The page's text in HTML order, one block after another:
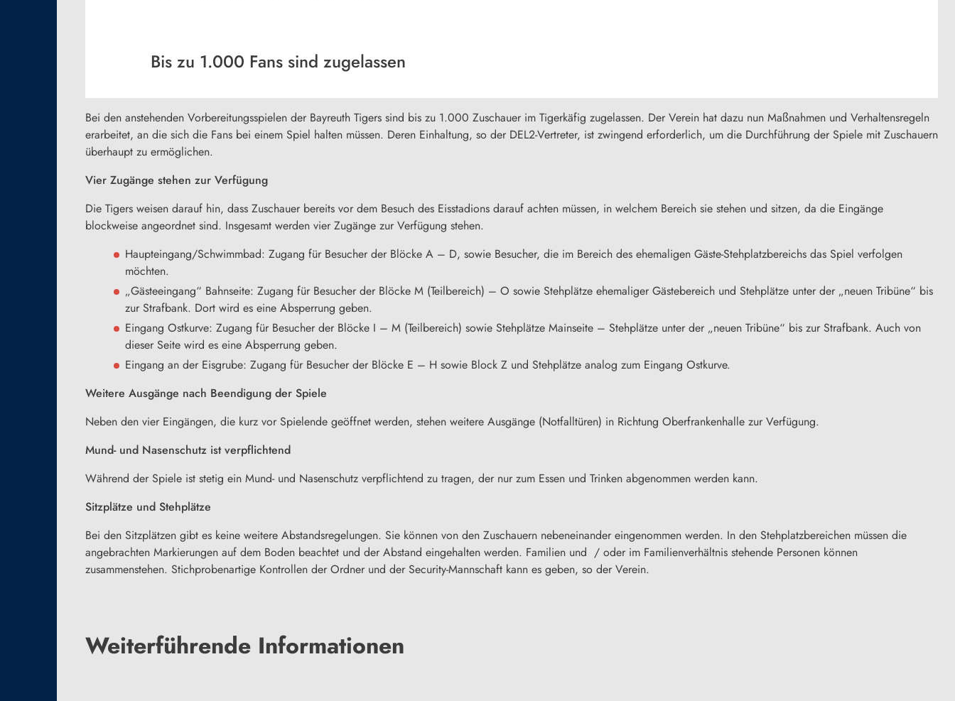
Bis zu 1.000 Fans sind zugelassen
Bei den anstehenden Vorbereitungsspielen der Bayreuth Tigers sind bis zu 1.000 Zuschauer im Tigerkäfig zugelassen. Der Verein hat dazu nun Maßnahmen und Verhaltensregeln
erarbeitet, an die sich die Fans bei einem Spiel halten müssen. Deren Einhaltung, so der DEL2-Vertreter, ist zwingend erforderlich, um die Durchführung der Spiele mit Zuschauern
überhaupt zu ermöglichen.
Vier Zugänge stehen zur Verfügung
Die Tigers weisen darauf hin, dass Zuschauer bereits vor dem Besuch des Eisstadions darauf achten müssen, in welchem Bereich sie stehen und sitzen, da die Eingänge
blockweise angeordnet sind. Insgesamt werden vier Zugänge zur Verfügung stehen.
Haupteingang/Schwimmbad: Zugang für Besucher der Blöcke A – D, sowie Besucher, die im Bereich des ehemaligen Gäste-Stehplatzbereichs das Spiel verfolgen
möchten.
„Gästeeingang“ Bahnseite: Zugang für Besucher der Blöcke M (Teilbereich) – O sowie Stehplätze ehemaliger Gästebereich und Stehplätze unter der „neuen Tribüne“ bis
zur Strafbank. Dort wird es eine Absperrung geben.
Eingang Ostkurve: Zugang für Besucher der Blöcke I – M (Teilbereich) sowie Stehplätze Mainseite – Stehplätze unter der „neuen Tribüne“ bis zur Strafbank. Auch von
dieser Seite wird es eine Absperrung geben.
Eingang an der Eisgrube: Zugang für Besucher der Blöcke E – H sowie Block Z und Stehplätze analog zum Eingang Ostkurve.
Weitere Ausgänge nach Beendigung der Spiele
Neben den vier Eingängen, die kurz vor Spielende geöffnet werden, stehen weitere Ausgänge (Notfalltüren) in Richtung Oberfrankenhalle zur Verfügung.
Mund- und Nasenschutz ist verpflichtend
Während der Spiele ist stetig ein Mund- und Nasenschutz verpflichtend zu tragen, der nur zum Essen und Trinken abgenommen werden kann.
Sitzplätze und Stehplätze
Bei den Sitzplätzen gibt es keine weitere Abstandsregelungen. Sie können von den Zuschauern nebeneinander eingenommen werden. In den Stehplatzbereichen müssen die
angebrachten Markierungen auf dem Boden beachtet und der Abstand eingehalten werden. Familien und / oder im Familienverhältnis stehende Personen können
zusammenstehen. Stichprobenartige Kontrollen der Ordner und der Security-Mannschaft kann es geben, so der Verein.
Weiterführende Informationen